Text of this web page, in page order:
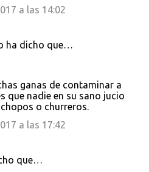
a las 14:02
ha dicho que…
ganas de contaminar a
que nadie en su sano jucio
o churreros.
a las 17:42
que…